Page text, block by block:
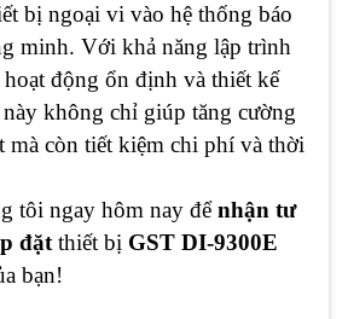
bị ngoại vi vào hệ thống báo
minh. Với khả năng lập trình
động ổn định và thiết kế
không chỉ giúp tăng cường
mà còn tiết kiệm chi phí và thời
tôi ngay hôm nay đểnhận tư
đặtthiết bị GST DI-9300E
bạn!